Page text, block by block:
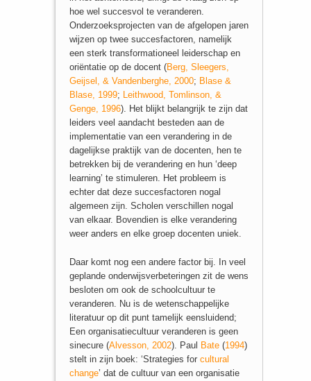
hoe wel succesvol te veranderen.
Onderzoeksprojecten van de afgelopen jaren
wijzen op twee succesfactoren, namelijk
een sterk transformationeel leiderschap en
oriëntatie op de docent (Berg, Sleegers,
Geijsel, & Vandenberghe, 2000; Blase &
Blase, 1999; Leithwood, Tomlinson, &
Genge, 1996). Het blijkt belangrijk te zijn dat
leiders veel aandacht besteden aan de
implementatie van een verandering in de
dagelijkse praktijk van de docenten, hen te
betrekken bij de verandering en hun ‘deep
learning’ te stimuleren. Het probleem is
echter dat deze succesfactoren nogal
algemeen zijn. Scholen verschillen nogal
van elkaar. Bovendien is elke verandering
weer anders en elke groep docenten uniek.
Daar komt nog een andere factor bij. In veel
geplande onderwijsverbeteringen zit de wens
besloten om ook de schoolcultuur te
veranderen. Nu is de wetenschappelijke
literatuur op dit punt tamelijk eensluidend;
Een organisatiecultuur veranderen is geen
sinecure (Alvesson, 2002). Paul Bate(1994)
stelt in zijn boek: ‘Strategies for cultural
change’ dat de cultuur van een organisatie